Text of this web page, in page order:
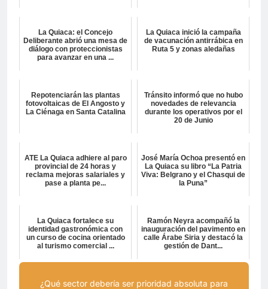
La Quiaca: el Concejo
Deliberante abrió una mesa de
diálogo con proteccionistas
para avanzar en una ...
La Quiaca inició la campaña
de vacunación antirrábica en
Ruta 5 y zonas aledañas
Repotenciarán las plantas
fotovoltaicas de El Angosto y
La Ciénaga en Santa Catalina
Tránsito informó que no hubo
novedades de relevancia
durante los operativos por el
20 de Junio
ATE La Quiaca adhiere al paro
provincial de 24 horas y
reclama mejoras salariales y
pase a planta pe...
José María Ochoa presentó en
La Quiaca su libro “La Patria
Viva: Belgrano y el Chasqui de
la Puna”
La Quiaca fortalece su
identidad gastronómica con
un curso de cocina orientado
al turismo comercial ...
Ramón Neyra acompañó la
inauguración del pavimento en
calle Árabe Siria y destacó la
gestión de Dant...
¿Qué sector debería ser prioridad absoluta para